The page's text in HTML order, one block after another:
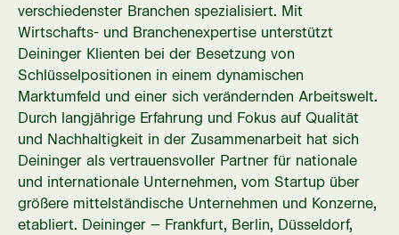
verschiedenster Branchen spezialisiert. Mit
Wirtschafts- und Branchenexpertise unterstützt
Deininger Klienten bei der Besetzung von
Schlüsselpositionen in einem dynamischen
Marktumfeld und einer sich verändernden Arbeitswelt.
Durch langjährige Erfahrung und Fokus auf Qualität
und Nachhaltigkeit in der Zusammenarbeit hat sich
Deininger als vertrauensvoller Partner für nationale
und internationale Unternehmen, vom Startup über
größere mittelständische Unternehmen und Konzerne,
etabliert. Deininger – Frankfurt, Berlin, Düsseldorf,